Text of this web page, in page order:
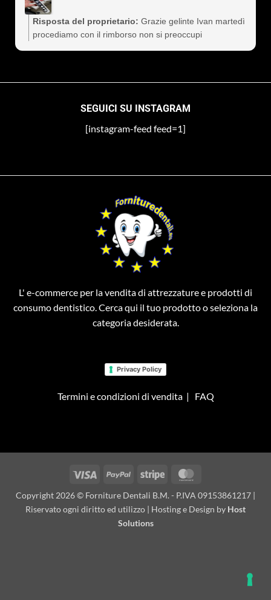
Risposta del proprietario: Grazie gelinte Ivan martedì
procediamo con il rimborso non si preoccupi
SEGUICI SU INSTAGRAM
[instagram-feed feed=1]
L' e-commerce per la vendita di attrezzature e prodotti di
consumo dentistico. Cerca qui il tuo prodotto o seleziona la
categoria desiderata.
Privacy Policy
Termini e condizioni di vendita| FAQ
Visa PayPal Stripe
Copyright 2026 © Forniture Dentali B.M. - P.IVA 09153861217 |
Riservato ogni diritto ed utilizzo | Hosting e Design by Host
Solutions